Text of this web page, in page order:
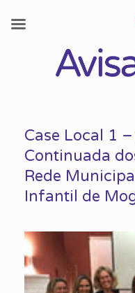
contentCase Local 1
Continuada
Rede
Infantil de